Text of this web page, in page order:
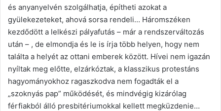
és anyanyelvén szolgálhatja, építheti azokat a
gyülekezeteket, ahová sorsa rendeli… Háromszéken
kezdődött a lelkészi pályafutás – már a rendszerváltozás
után – , de elmondja és le is írja több helyen, hogy nem
találta a helyét az ottani emberek között. Hívei nem igazán
nyíltak meg előtte, elzárkóztak, a klasszikus protestáns
hagyományokhoz ragaszkodva nem fogadták el a
„szoknyás pap” működését, és mindvégig kizárólag
férfiakból álló presbitériumokkal kellett megküzdenie…